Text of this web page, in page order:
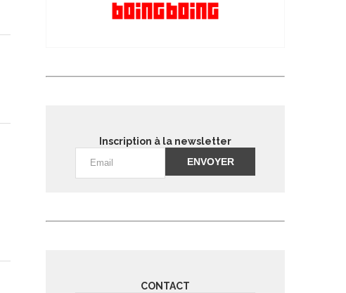
Inscription à la newsletter
CONTACT